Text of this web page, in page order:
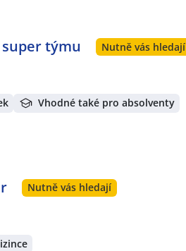
týmu Nutně vás hledají
Vhodné také pro absolventy
Nutně vás hledají